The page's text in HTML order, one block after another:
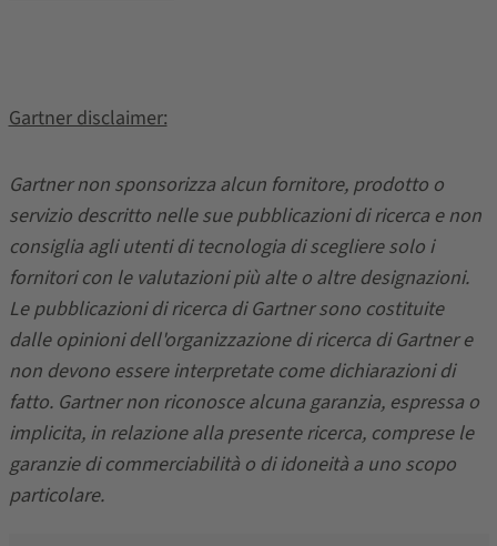
Gartner disclaimer:
Gartner non sponsorizza alcun fornitore, prodotto o
servizio descritto nelle sue pubblicazioni di ricerca e non
consiglia agli utenti di tecnologia di scegliere solo i
fornitori con le valutazioni più alte o altre designazioni.
Le pubblicazioni di ricerca di Gartner sono costituite
dalle opinioni dell'organizzazione di ricerca di Gartner e
non devono essere interpretate come dichiarazioni di
fatto. Gartner non riconosce alcuna garanzia, espressa o
implicita, in relazione alla presente ricerca, comprese le
garanzie di commerciabilità o di idoneità a uno scopo
particolare.